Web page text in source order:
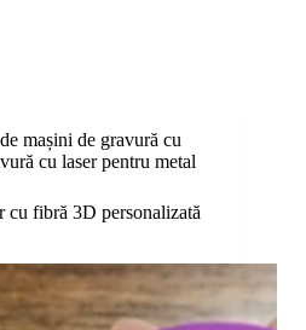
mașini de gravură cu
cu laser pentru metal
cu fibră 3D personalizată